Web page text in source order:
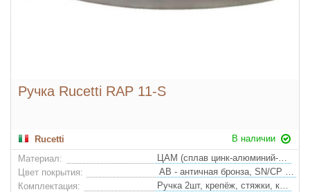
Ручка Rucetti RAP 11-S
Rucetti
В наличии
Материал:
ЦАМ (сплав цинк-алюминий-медь)
Цвет покрытия:
AB - античная бронза, SN/CP - белый никель/полированный хром
Комплектация:
Ручка 2шт, крепёж, стяжки, квадрат